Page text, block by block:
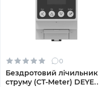
0
Бездротовий лічильник
струму (CT-Meter) DEYE